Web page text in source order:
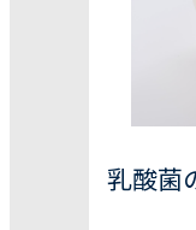
乳酸菌